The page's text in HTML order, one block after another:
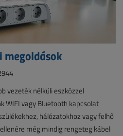
megoldások
vezeték nélküli eszközzel
WIFI vagy Bluetooth kapcsolat
hálózatokhoz vagy felhő
még mindig rengeteg kábel